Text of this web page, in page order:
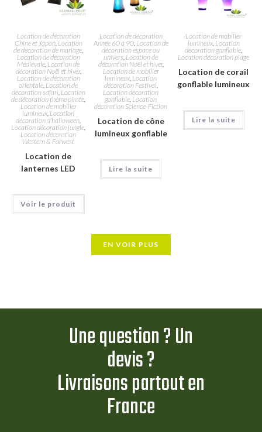
Location de décoration
Chine et Japon, Location
de décoration de mariage,
Location de décoration
Médiévale, Location de
décoration Noël et hiver,
Location de décoration
orientale, Location de
décoration safari, Location
de décoration thème pirate,
Location de mobilier
lumineux, Location
décoration d'halloween,
Location décoration jungle,
Location décoration
Western & Farwest
Location de
lanternes LED
Voir le produit
Location de décoration
Année 60 à 90, Location de
décoration espace ou
univers, Location de
décoration Noël et hiver,
Location de mobilier
lumineux, Location
décoration Festival,
Location décoration
gonflable, Location
décoration Science-Fiction
Location de cône
lumineux gonflable
Lire la suite
Location de mobilier
lumineux, Location
décoration gonflable,
Location décoration plage
Location de corail
gonflable lumineux
Lire la suite
EN VOIR PLUS
Une question ? Un
devis ?
Livraisons partout en
France